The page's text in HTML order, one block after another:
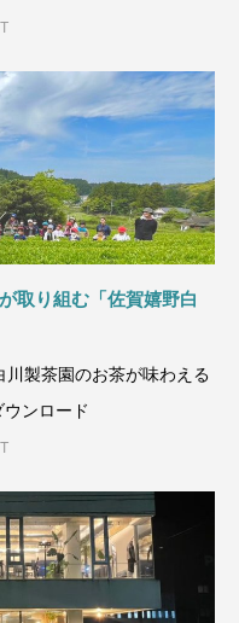
取り組む「佐賀嬉野白
製茶園のお茶が味わえる
ンロード